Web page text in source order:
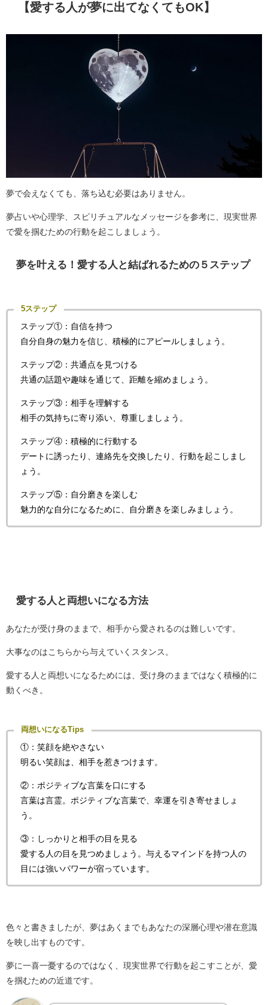
【愛する人が夢に出てなくてもOK】
夢で会えなくても、落ち込む必要はありません。
夢占いや心理学、スピリチュアルなメッセージを参考に、現実世界
で愛を掴むための行動を起こしましょう。
夢を叶える！愛する人と結ばれるための５ステップ
5ステップ
ステップ①：自信を持つ
自分自身の魅力を信じ、積極的にアピールしましょう。
ステップ②：共通点を見つける
共通の話題や趣味を通じて、距離を縮めましょう。
ステップ③：相手を理解する
相手の気持ちに寄り添い、尊重しましょう。
ステップ④：積極的に行動する
デートに誘ったり、連絡先を交換したり、行動を起こしまし
ょう。
ステップ⑤：自分磨きを楽しむ
魅力的な自分になるために、自分磨きを楽しみましょう。
愛する人と両想いになる方法
あなたが受け身のままで、相手から愛されるのは難しいです。
大事なのはこちらから与えていくスタンス。
愛する人と両想いになるためには、受け身のままではなく積極的に
動くべき。
両想いになるTips
①：笑顔を絶やさない
明るい笑顔は、相手を惹きつけます。
②：ポジティブな言葉を口にする
言葉は言霊。ポジティブな言葉で、幸運を引き寄せましょ
う。
③：しっかりと相手の目を見る
愛する人の目を見つめましょう。与えるマインドを持つ人の
目には強いパワーが宿っています。
色々と書きましたが、夢はあくまでもあなたの深層心理や潜在意識
を映し出すものです。
夢に一喜一憂するのではなく、現実世界で行動を起こすことが、愛
を掴むための近道です。